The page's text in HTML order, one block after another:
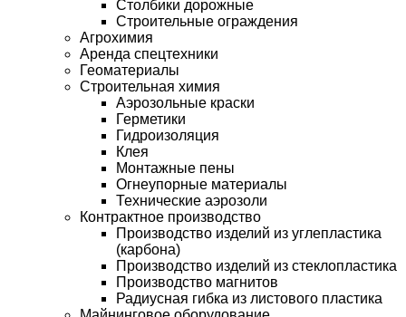
Столбики дорожные
Строительные ограждения
Агрохимия
Аренда спецтехники
Геоматериалы
Строительная химия
Аэрозольные краски
Герметики
Гидроизоляция
Клея
Монтажные пены
Огнеупорные материалы
Технические аэрозоли
Контрактное производство
Производство изделий из углепластика
(карбона)
Производство изделий из стеклопластика
Производство магнитов
Радиусная гибка из листового пластика